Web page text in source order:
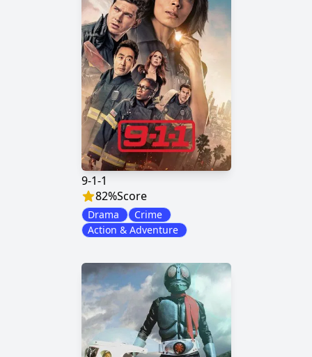
9-1-1
82%Score
Drama
Crime
Action & Adventure